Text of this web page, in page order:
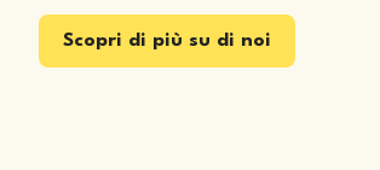
Scopri di più su di noi